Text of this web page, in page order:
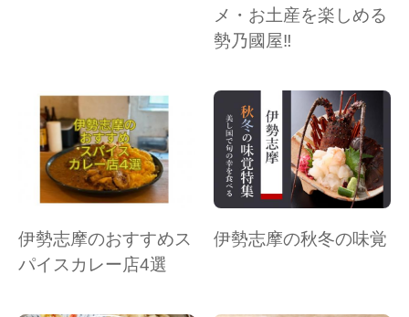
メ・お土産を楽しめる
勢乃國屋‼
伊勢志摩のおすすめス
パイスカレー店4選
伊勢志摩の秋冬の味覚